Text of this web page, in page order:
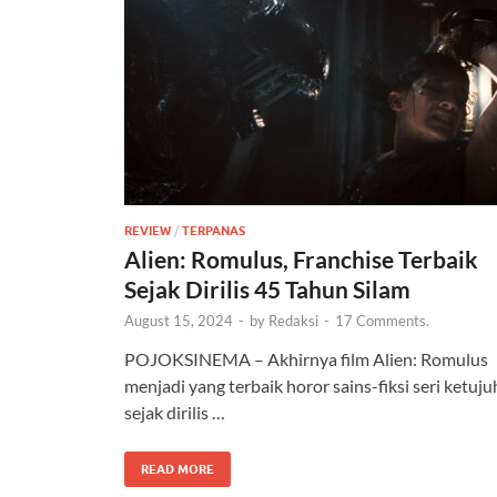
REVIEW / TERPANAS
Alien: Romulus, Franchise Terbaik
Sejak Dirilis 45 Tahun Silam
August 15, 2024 - by Redaksi - 17 Comments.
POJOKSINEMA – Akhirnya film Alien: Romulus
menjadi yang terbaik horor sains-fiksi seri
sejak dirilis …
READ MORE